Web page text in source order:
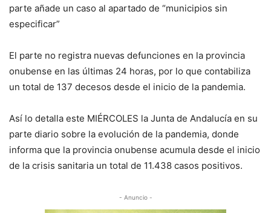
parte añade un caso al apartado de “municipios sin
especificar”
El parte no registra nuevas defunciones en la provincia
onubense en las últimas 24 horas, por lo que contabiliza
un total de 137 decesos desde el inicio de la pandemia.
Así lo detalla este MIÉRCOLES la Junta de Andalucía en su
parte diario sobre la evolución de la pandemia, donde
informa que la provincia onubense acumula desde el inicio
de la crisis sanitaria un total de 11.438 casos positivos.
- Anuncio -